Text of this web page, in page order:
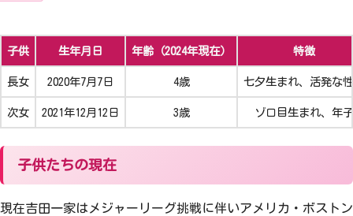
子供 生年月日 年齢（2024年現在） 特徴
長女 2020年7月7日 4歳 七夕生まれ、活発な
次女 2021年12月12日 3歳 ゾロ目生まれ、年子
子供たちの現在
現在吉田一家はメジャーリーグ挑戦に伴いアメリカ・ボストン